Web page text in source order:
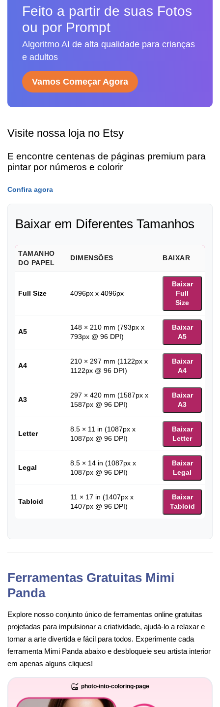
Feito a partir de suas Fotos
ou por Prompt
Algoritmo AI de alta qualidade para crianças
e adultos
Vamos Começar Agora
Visite nossa loja no Etsy
E encontre centenas de páginas premium para
pintar por números e colorir
Confira agora
Baixar em Diferentes Tamanhos
TAMANHO
DO PAPEL
DIMENSÕES BAIXAR
Full Size 4096px x 4096px
Baixar
Full
Size
A5
148 × 210 mm (793px x
793px @ 96 DPI)
Baixar
A5
A4
210 × 297 mm (1122px x
1122px @ 96 DPI)
Baixar
A4
A3
297 × 420 mm (1587px x
1587px @ 96 DPI)
Baixar
A3
Letter
8.5 × 11 in (1087px x
1087px @ 96 DPI)
Baixar
Letter
Legal
8.5 × 14 in (1087px x
1087px @ 96 DPI)
Baixar
Legal
Tabloid
11 × 17 in (1407px x
1407px @ 96 DPI)
Baixar
Tabloid
Ferramentas Gratuitas Mimi
Panda
Explore nosso conjunto único de ferramentas online gratuitas
projetadas para impulsionar a criatividade, ajudá-lo a relaxar e
tornar a arte divertida e fácil para todos. Experimente cada
ferramenta Mimi Panda abaixo e desbloqueie seu artista interior
em apenas alguns cliques!
photo-into-coloring-page